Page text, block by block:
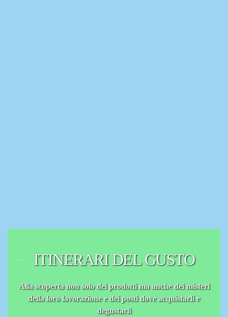
ITINERARI DEL GUSTO
Alla scoperta non solo dei prodotti ma anche dei misteri
della loro lavorazione e dei posti dove acquistarli e
degustarli